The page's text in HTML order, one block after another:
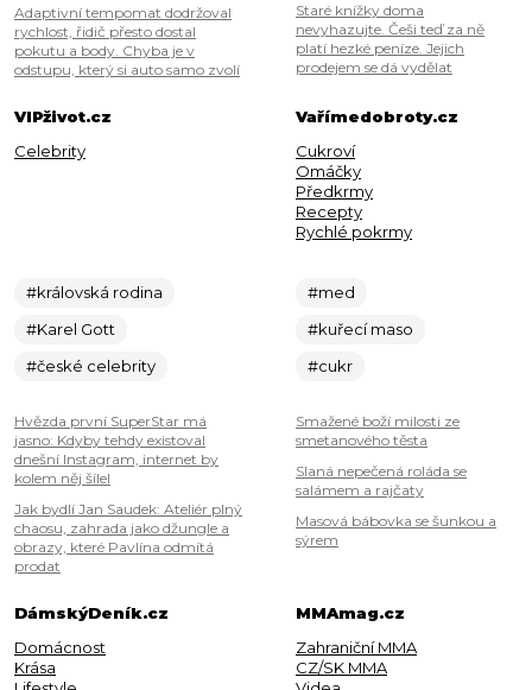
Adaptivní tempomat dodržoval
rychlost, řidič přesto dostal
pokutu a body. Chyba je v
odstupu, který si auto samo zvolí
Staré knížky doma
nevyhazujte. Češi teď za ně
platí hezké peníze. Jejich
prodejem se dá vydělat
VIPživot.cz
Celebrity
#královská rodina
#Karel Gott
#české celebrity
Hvězda první SuperStar má
jasno: Kdyby tehdy existoval
dnešní Instagram, internet by
kolem něj šílel
Jak bydlí Jan Saudek: Ateliér plný
chaosu, zahrada jako džungle a
obrazy, které Pavlína odmítá
prodat
Vařímedobroty.cz
Cukroví
Omáčky
Předkrmy
Recepty
Rychlé pokrmy
#med
#kuřecí maso
#cukr
Smažené boží milosti ze
smetanového těsta
Slaná nepečená roláda se
salámem a rajčaty
Masová bábovka se šunkou a
sýrem
DámskýDeník.cz
Domácnost
Krása
MMAmag.cz
Zahraniční MMA
CZ/SK MMA